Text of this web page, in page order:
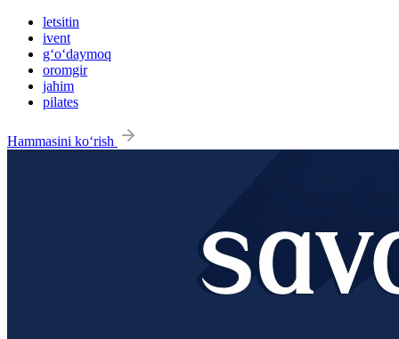
letsitin
ivent
g‘o‘daymoq
oromgir
jahim
pilates
Hammasini ko‘rish